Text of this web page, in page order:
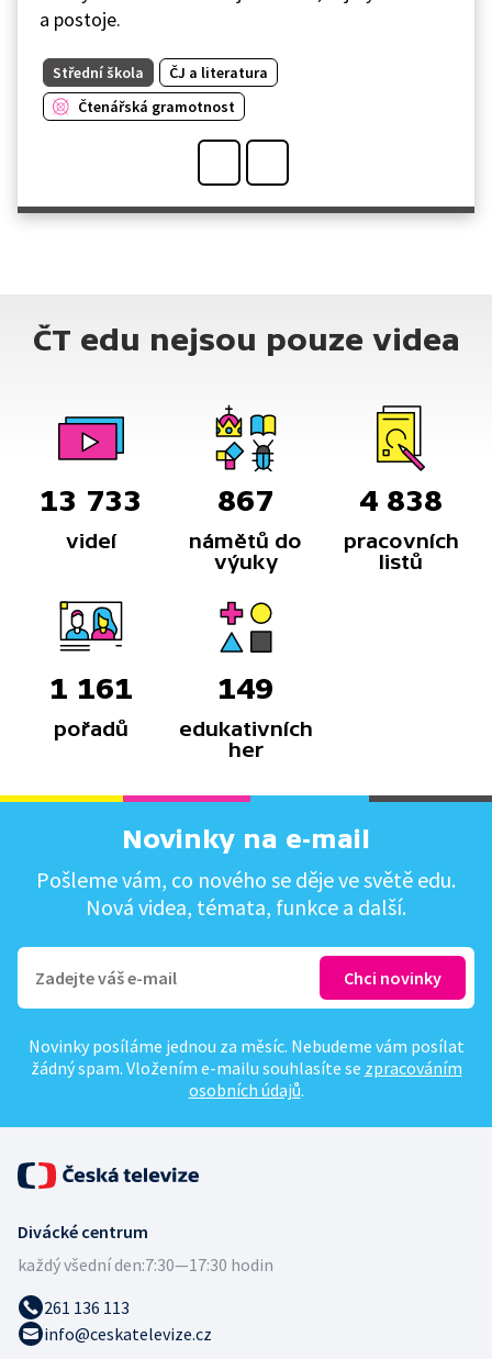
a postoje.
Střední škola
ČJ a literatura
Čtenářská gramotnost
ČT edu nejsou pouze videa
13 733
videí
867
námětů do
výuky
4 838
pracovních
listů
1 161
pořadů
149
edukativních
her
Novinky na e-mail
Pošleme vám, co nového se děje ve světě edu.
Nová videa, témata, funkce a další.
Novinky posíláme jednou za měsíc. Nebudeme vám posílat
žádný spam. Vložením e-mailu souhlasíte se zpracováním
osobních údajů.